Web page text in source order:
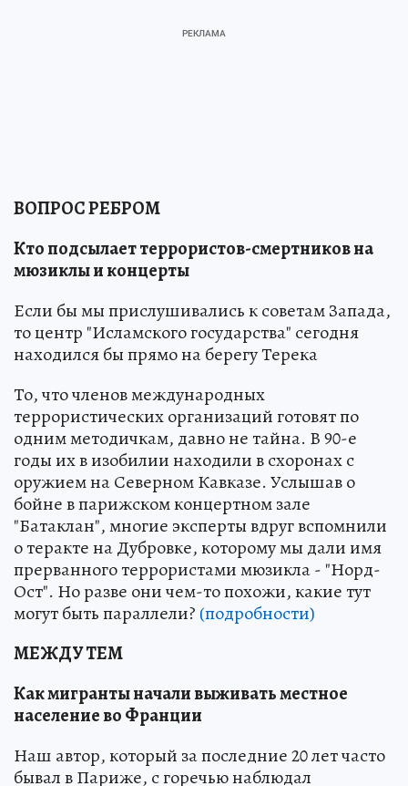
ВОПРОС РЕБРОМ
Кто подсылает террористов-смертников на
мюзиклы и концерты
Если бы мы прислушивались к советам Запада,
то центр "Исламского государства" сегодня
находился бы прямо на берегу Терека
То, что членов международных
террористических организаций готовят по
одним методичкам, давно не тайна. В 90-е
годы их в изобилии находили в схоронах с
оружием на Северном Кавказе. Услышав о
бойне в парижском концертном зале
"Батаклан", многие эксперты вдруг вспомнили
о теракте на Дубровке, которому мы дали имя
прерванного террористами мюзикла - "Норд-
Ост". Но разве они чем-то похожи, какие тут
могут быть параллели? (подробности)
МЕЖДУ ТЕМ
Как мигранты начали выживать местное
население во Франции
Наш автор, который за последние 20 лет часто
бывал в Париже, с горечью наблюдал